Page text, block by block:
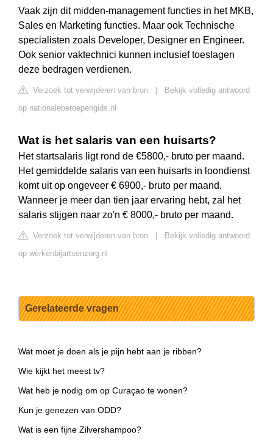
Vaak zijn dit midden-management functies in het MKB,
Sales en Marketing functies. Maar ook Technische
specialisten zoals Developer, Designer en Engineer.
Ook senior vaktechnici kunnen inclusief toeslagen
deze bedragen verdienen.
Verzoek tot verwijderen van bron
Bekijk volledig antwoord
op nationaleberoepengids.nl
Wat is het salaris van een huisarts?
Het startsalaris ligt rond de €5800,- bruto per maand.
Het gemiddelde salaris van een huisarts in loondienst
komt uit op ongeveer € 6900,- bruto per maand.
Wanneer je meer dan tien jaar ervaring hebt, zal het
salaris stijgen naar zo'n € 8000,- bruto per maand.
Verzoek tot verwijderen van bron
Bekijk volledig antwoord
op werkenbijartsenzorg.nl
Gerelateerde vragen
Wat moet je doen als je pijn hebt aan je ribben?
Wie kijkt het meest tv?
Wat heb je nodig om op Curaçao te wonen?
Kun je genezen van ODD?
Wat is een fijne Zilvershampoo?